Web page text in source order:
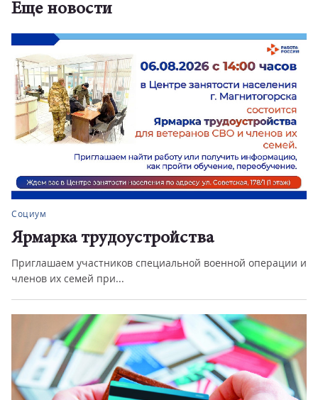
Еще новости
Социум
Ярмарка трудоустройства
Приглашаем участников специальной военной операции и
членов их семей при...